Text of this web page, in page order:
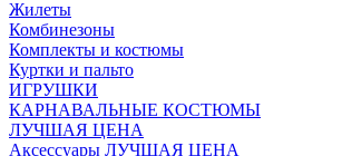
Жилеты
Комбинезоны
Комплекты и костюмы
Куртки и пальто
ИГРУШКИ
КАРНАВАЛЬНЫЕ КОСТЮМЫ
ЛУЧШАЯ ЦЕНА
Аксессуары ЛУЧШАЯ ЦЕНА